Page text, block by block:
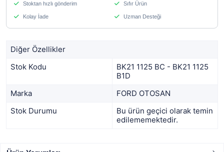
Stoktan hızlı gönderim Sıfır Ürün
Kolay İade Uzman Desteği
Diğer Özellikler
Stok Kodu
BK21 1125 BC - BK21 1125
B1D
Marka
FORD OTOSAN
Stok Durumu
Bu ürün geçici olarak temin
edilememektedir.